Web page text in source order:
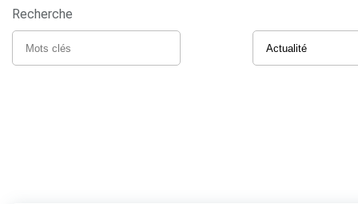
Recherche